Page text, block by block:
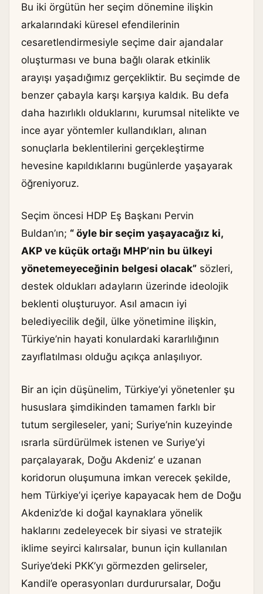
Bu iki örgütün her seçim dönemine ilişkin
arkalarındaki küresel efendilerinin
cesaretlendirmesiyle seçime dair ajandalar
oluşturması ve buna bağlı olarak etkinlik
arayışı yaşadığımız gerçekliktir. Bu seçimde de
benzer çabayla karşı karşıya kaldık. Bu defa
daha hazırlıklı olduklarını, kurumsal nitelikte ve
ince ayar yöntemler kullandıkları, alınan
sonuçlarla beklentilerini gerçekleştirme
hevesine kapıldıklarını bugünlerde yaşayarak
öğreniyoruz.
Seçim öncesi HDP Eş Başkanı Pervin
Buldan’ın; “ öyle bir seçim yaşayacağız ki,
AKP ve küçük ortağı MHP’nin bu ülkeyi
yönetemeyeceğinin belgesi olacak” sözleri,
destek oldukları adayların üzerinde ideolojik
beklenti oluşturuyor. Asıl amacın iyi
belediyecilik değil, ülke yönetimine ilişkin,
Türkiye’nin hayati konulardaki kararlılığının
zayıflatılması olduğu açıkça anlaşılıyor.
Bir an için düşünelim, Türkiye’yi yönetenler şu
hususlara şimdikinden tamamen farklı bir
tutum sergileseler, yani; Suriye’nin kuzeyinde
ısrarla sürdürülmek istenen ve Suriye’yi
parçalayarak, Doğu Akdeniz’ e uzanan
koridorun oluşumuna imkan verecek şekilde,
hem Türkiye’yi içeriye kapayacak hem de Doğu
Akdeniz’de ki doğal kaynaklara yönelik
haklarını zedeleyecek bir siyasi ve stratejik
iklime seyirci kalırsalar, bunun için kullanılan
Suriye’deki PKK’yı görmezden gelirseler,
Kandil’e operasyonları durdurursalar, Doğu